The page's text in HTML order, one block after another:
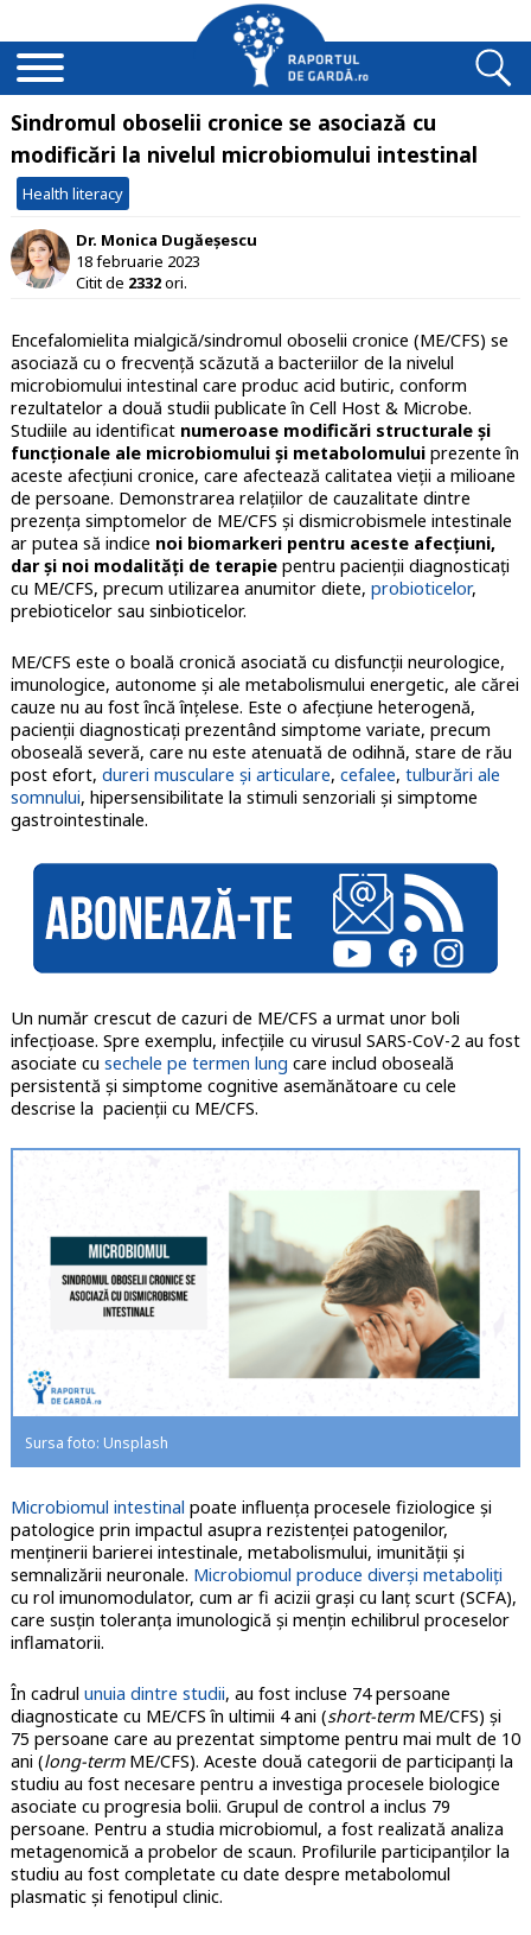
Sindromul oboselii cronice se asociază cu
modificări la nivelul microbiomului intestinal
Health literacy
Dr. Monica Dugăeșescu
18 februarie 2023
Citit de 2332ori.
Encefalomielita mialgică/sindromul oboselii cronice (ME/CFS) se
asociază cu o frecvenţă scăzută a bacteriilor de la nivelul
microbiomului intestinal care produc acid butiric, conform
rezultatelor a două studii publicate în Cell Host & Microbe.
Studiile au identificat numeroase modificări structurale şi
funcţionale ale microbiomului și metabolomuluiprezente în
aceste afecțiuni cronice, care afectează calitatea vieţii a milioane
de persoane. Demonstrarea relaţiilor de cauzalitate dintre
prezenţa simptomelor de ME/CFS şi dismicrobismele intestinale
ar putea să indice noi biomarkeri pentru aceste afecțiuni,
dar și noi modalităţi de terapiepentru pacienţii diagnosticaţi
cu ME/CFS, precum utilizarea anumitor diete, probioticelor,
prebioticelor sau sinbioticelor.
ME/CFS este o boală cronică asociată cu disfuncţii neurologice,
imunologice, autonome şi ale metabolismului energetic, ale cărei
cauze nu au fost încă înţelese. Este o afecţiune heterogenă,
pacienţii diagnosticaţi prezentând simptome variate, precum
oboseală severă, care nu este atenuată de odihnă, stare de rău
post efort, dureri musculare și articulare, cefalee, tulburări ale
somnului, hipersensibilitate la stimuli senzoriali și simptome
gastrointestinale.
Un număr crescut de cazuri de ME/CFS a urmat unor boli
infecțioase. Spre exemplu, infecțiile cu virusul SARS-CoV-2 au fost
asociate cu sechele pe termen lung care includ oboseală
persistentă și simptome cognitive asemănătoare cu cele
descrise la pacienții cu ME/CFS.
Sursa foto: Unsplash
Microbiomul intestinal poate influența procesele fiziologice și
patologice prin impactul asupra rezistenței patogenilor,
menținerii barierei intestinale, metabolismului, imunității și
semnalizării neuronale. Microbiomul produce diverși metaboliți
cu rol imunomodulator, cum ar fi acizii grași cu lanț scurt (SCFA),
care susțin toleranța imunologică și mențin echilibrul proceselor
inflamatorii.
În cadrul unuia dintre studii, au fost incluse 74 persoane
diagnosticate cu ME/CFS în ultimii 4 ani (short-termME/CFS) şi
75 persoane care au prezentat simptome pentru mai mult de 10
ani (long-termME/CFS). Aceste două categorii de participanți la
studiu au fost necesare pentru a investiga procesele biologice
asociate cu progresia bolii. Grupul de control a inclus 79
persoane. Pentru a studia microbiomul, a fost realizată analiza
metagenomică a probelor de scaun. Profilurile participanților la
studiu au fost completate cu date despre metabolomul
plasmatic și fenotipul clinic.